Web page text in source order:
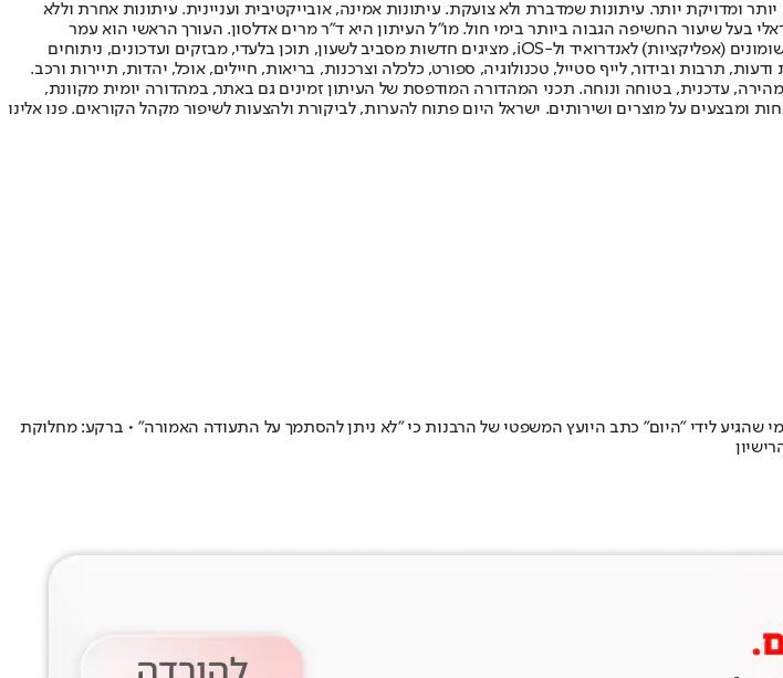
ומדויקת יותר. עיתונות שמדברת ולא צועקת. עיתונות אמינה, אובייקטיבית ועניינית. עיתונות אחרת וללא
ביולי 2007, וב-2010 הפך "ישראל היום" לעיתון הישראלי בעל שיעור החשיפה הגבוה ביותר בימי חול. מו"ל העיתון היא ד"ר מרים אדלסון. העורך הראשי הוא עמר
לחמנוביץ, והעורך המייסד הוא עמוס רגב. אתרי האינטרנט של "ישראל היום" בעברית ובאנגלית, כמו כן היישומונים (אפליקציות) לאנדרואיד ול-iOS, מציגים חדשות מסביב לשעון, תוכן בלעדי, מבזקים ועדכונים, ניתוחים
תרבות ובידור, לייף סטייל, טכנולוגיה, ספורט, כלכלה וצרכנות, בריאות, חיילים, אוכל, יהדות, תיירות ורכב.
מהירה, עדכנית, בטוחה ונוחה. תכני המהדורה המודפסת של העיתון זמינים גם באתר, במהדורה יומית מקוונת,
ומבצעים על מוצרים ושירותים. ישראל היום פתוח להערות, לביקורת ולהצעות לשיפור מקהל הקוראים. פנו אלינו
שהגיע לידי "היום" כתב היועץ המשפטי של הרבנות כי "לא ניתן להסתמך על התעודה האמורה" • ברקע: מחלוקת